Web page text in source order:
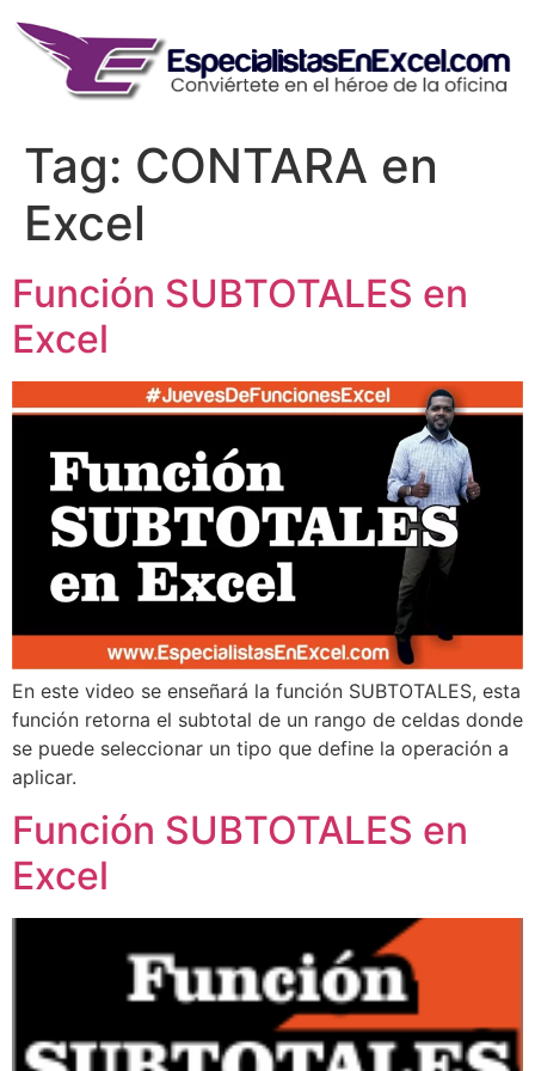
content
Tag: CONTARA en
Excel
Función SUBTOTALES en
Excel
En este video se enseñará la función SUBTOTALES, esta
función retorna el subtotal de un rango de celdas donde
se puede seleccionar un tipo que define la operación a
aplicar.
Función SUBTOTALES en
Excel